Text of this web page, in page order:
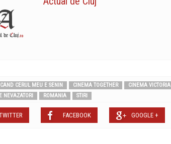
CAND CERUL MEU E SENIN CINEMA TOGETHER CINEMA VICTORIA
NEVAZATORI
ROMANIA STIRI
FACEBOOK GOOGLE +